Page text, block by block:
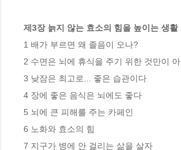
제3장 늙지 않는 효소의 힘을 높이는 생활
1 배가 부르면 왜 졸음이 오나?
2 수면은 뇌에 휴식을 주기 위한 것만이
3 낮잠은 최고로... 좋은 습관이다
4 장에 좋은 음식은 뇌에도 좋다
5 뇌에 큰 피해를 주는 카페인
6 노화와 효소의 힘
7 지구가 병에 안 걸리는 삶을 살자